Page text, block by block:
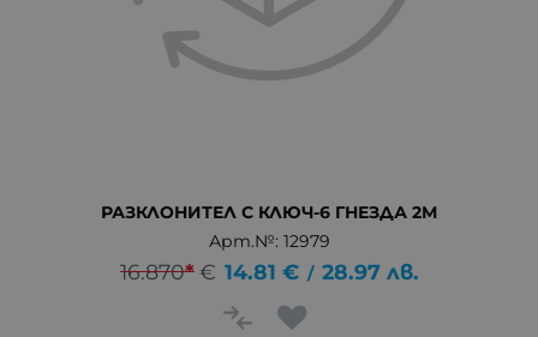
РАЗКЛОНИТЕЛ С КЛЮЧ-6 ГНЕЗДА 2М
Арт.№: 12979
16.870* € 14.81 € / 28.97 лв.